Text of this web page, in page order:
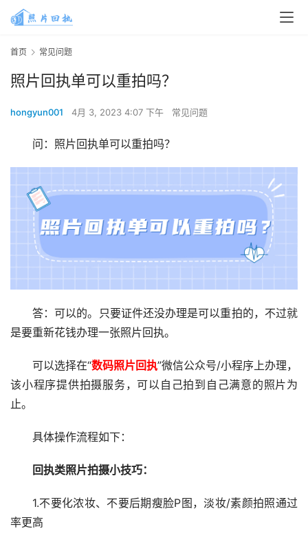
首页 常见问题
照片回执单可以重拍吗？
hongyun001 4月 3, 2023 4:07 下午 常见问题
问：照片回执单可以重拍吗？
答：可以的。只要证件还没办理是可以重拍的，不过就
是要重新花钱办理一张照片回执。
可以选择在“数码照片回执”微信公众号/小程序上办理，
该小程序提供拍摄服务，可以自己拍到自己满意的照片为
止。
具体操作流程如下：
回执类照片拍摄小技巧：
1.不要化浓妆、不要后期瘦脸P图，淡妆/素颜拍照通过
率更高